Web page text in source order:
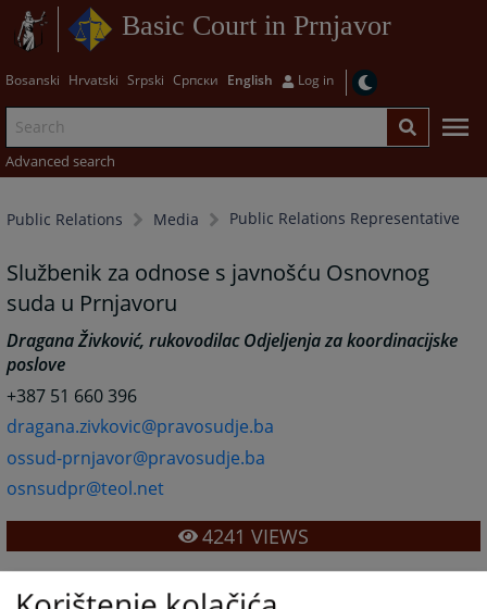
Basic Court in Prnjavor
Bosanski Hrvatski Srpski Српски English Log in
Advanced search
Public Relations Media Public Relations Representative
Službenik za odnose s javnošću Osnovnog
suda u Prnjavoru
Dragana Živković, rukovodilac Odjeljenja za koordinacijske
poslove
+387 51 660 396
dragana.zivkovic@pravosudje.ba
ossud-prnjavor@pravosudje.ba
osnsudpr@teol.net
4241 VIEWS